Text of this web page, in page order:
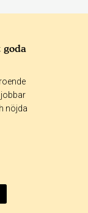
goda
nöjda